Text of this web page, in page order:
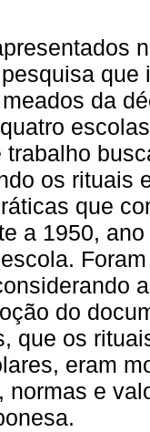
da
os rituais
que
a 1950,
do
que os
eram
normas e